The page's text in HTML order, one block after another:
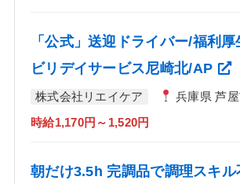
「公式」送迎ドライバー/福利
ビリデイサービス尼崎北/AP
株式会社リエイケア 兵庫県 芦
時給1,170円～1,520円
朝だけ3.5h 完調品で調理スキ